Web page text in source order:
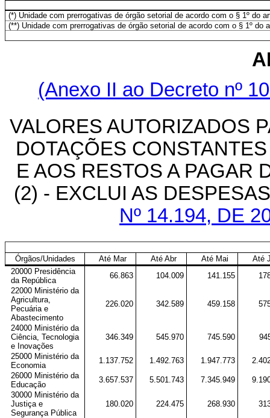
(*) Unidade com prerrogativas de órgão setorial de acordo com o § 1º do
(**) Unidade com prerrogativas de órgão setorial de acordo com o § 1º do
(Anexo II ao Decreto nº
VALORES AUTORIZADOS
DOTAÇÕES
E AOS RESTOS A PAGAR
(2) - EXCLUI AS
Nº 14.194, DE
Órgãos/Unidades Até Mar Até Abr Até Mai
Até
20000 Presidência
da República
66.863 104.009 141.155
22000 Ministério da
Agricultura,
Pecuária e
Abastecimento
226.020 342.589 459.158
24000 Ministério da
Ciência, Tecnologia
e Inovações
346.349 545.970 745.590
25000 Ministério da
Economia
1.137.752 1.492.763 1.947.773
26000 Ministério da
Educação
3.657.537 5.501.743 7.345.949
30000 Ministério da
Justiça e
Segurança Pública
180.020 224.475 268.930